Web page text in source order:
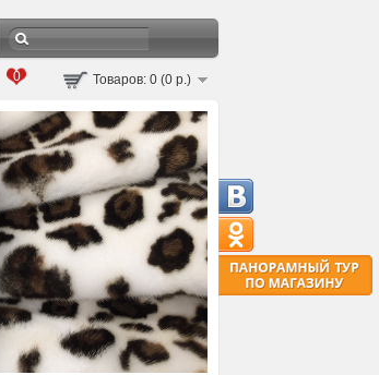
0 Товаров: 0 (0 р.)